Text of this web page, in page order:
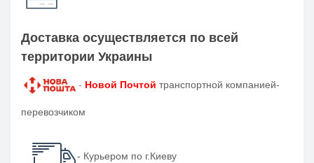
Доставка осуществляется по всей
территории Украины
- Новой Почтой транспортной компанией-
перевозчиком
- Курьером по г.Киеву